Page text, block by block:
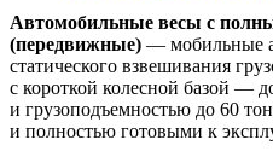
Автомобильные весы с
(передвижные) — мобильные
статического взвешивания
с короткой колесной базой —
и грузоподъемностью до 60
и полностью готовыми к